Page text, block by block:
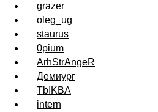
grazer
oleg_ug
staurus
0pium
ArhStrAngeR
Демиург
TbIKBA
intern